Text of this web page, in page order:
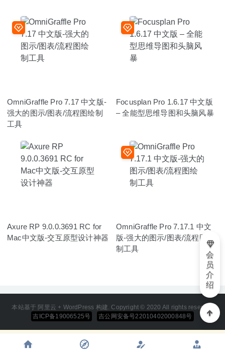
OmniGraffle Pro 7.17 中文版-
强大的图示/图表/流程图绘制
工具
Focusplan Pro 1.6.17 中文版
– 全能型思维导图和头脑风暴
Axure RP 9.0.0.3691 RC for
Mac中文版-交互原型设计神器
OmniGraffle Pro 7.17.1 中文
版-强大的图示/图表/流程图绘
制工具
本站基于 阿里云 + WordPress 构建. Copyright © 2020 All rights reserved
吉ICP备19006525号
吉公网安备号22010402000848号
会
员
介
绍